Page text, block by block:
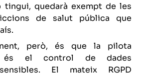
tingui, quedarà exempt de les
de salut pública que
però, és que la pilota
és el control de dades
El mateix RGPD